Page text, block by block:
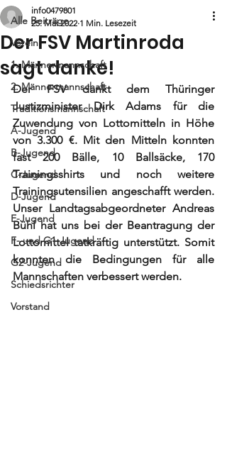
Alle Beiträge
Verein
1. Männermannschaft
2. Männermannschaft
Traditionsmannschaft
A-Jugend
B-Jugend
C-Jugend
D-Jugend
E-Jugend
F- und G1-Jugend
G2-Jugend
Schiedsrichter
Vorstand
Der FSV Martinroda
sagt danke!
info0479801
25. Mai 2022 1 Min. Lesezeit
Der FSV dankt dem Thüringer
Justizminister Dirk Adams für die
Zuwendung von Lottomitteln in Höhe
von 3.300 €. Mit den Mitteln konnten
fast 200 Bälle, 10 Ballsäcke, 170
Trainingsshirts und noch weitere
Trainingsutensilien angeschafft werden.
Unser Landtagsabgeordneter Andreas
Bühl hat uns bei der Beantragung der
Lottomittel tatkräftig unterstützt. Somit
konnten die Bedingungen für alle
Mannschaften verbessert werden.